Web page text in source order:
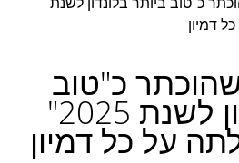
כ"טוב ביותר בלונדון לשנת
כ"טוב
ביותר בלונדון לשנת 2025"
על כל דמיון